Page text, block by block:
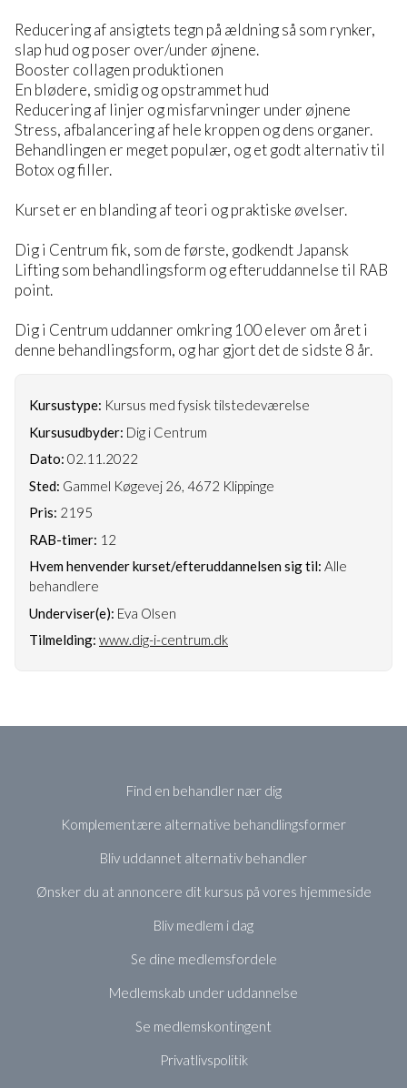
Reducering af ansigtets tegn på ældning så som rynker,
slap hud og poser over/under øjnene.
Booster collagen produktionen
En blødere, smidig og opstrammet hud
Reducering af linjer og misfarvninger under øjnene
Stress, afbalancering af hele kroppen og dens organer.
Behandlingen er meget populær, og et godt alternativ til
Botox og filler.
Kurset er en blanding af teori og praktiske øvelser.
Dig i Centrum fik, som de første, godkendt Japansk
Lifting som behandlingsform og efteruddannelse til RAB
point.
Dig i Centrum uddanner omkring 100 elever om året i
denne behandlingsform, og har gjort det de sidste 8 år.
Kursustype: Kursus med fysisk tilstedeværelse
Kursusudbyder: Dig i Centrum
Dato: 02.11.2022
Sted: Gammel Køgevej 26, 4672 Klippinge
Pris: 2195
RAB-timer: 12
Hvem henvender kurset/efteruddannelsen sig til: Alle
behandlere
Underviser(e): Eva Olsen
Tilmelding: www.dig-i-centrum.dk
Find en behandler nær dig
Komplementære alternative behandlingsformer
Bliv uddannet alternativ behandler
Ønsker du at annoncere dit kursus på vores hjemmeside
Bliv medlem i dag
Se dine medlemsfordele
Medlemskab under uddannelse
Se medlemskontingent
Privatlivspolitik